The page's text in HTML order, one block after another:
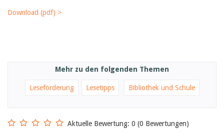
Andrea Grichting
Juni 2026
November 2025
September 2025
Download (pdf) >
Mehr zu den folgenden Themen
Leseförderung Lesetipps Bibliothek und Schule
Aktuelle Bewertung: 0 (0 Bewertungen)